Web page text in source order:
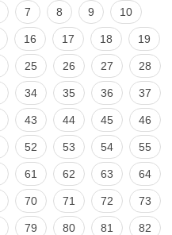
7 8 9 10
16 17 18 19
25 26 27 28
34 35 36 37
43 44 45 46
52 53 54 55
61 62 63 64
70 71 72 73
79 80 81 82